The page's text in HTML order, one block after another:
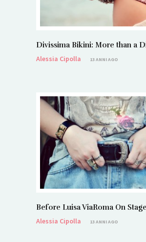
Divissima Bikini: More than a
Alessia Cipolla
13 ANNI AGO
Before Luisa ViaRoma On Stage
Alessia Cipolla
13 ANNI AGO